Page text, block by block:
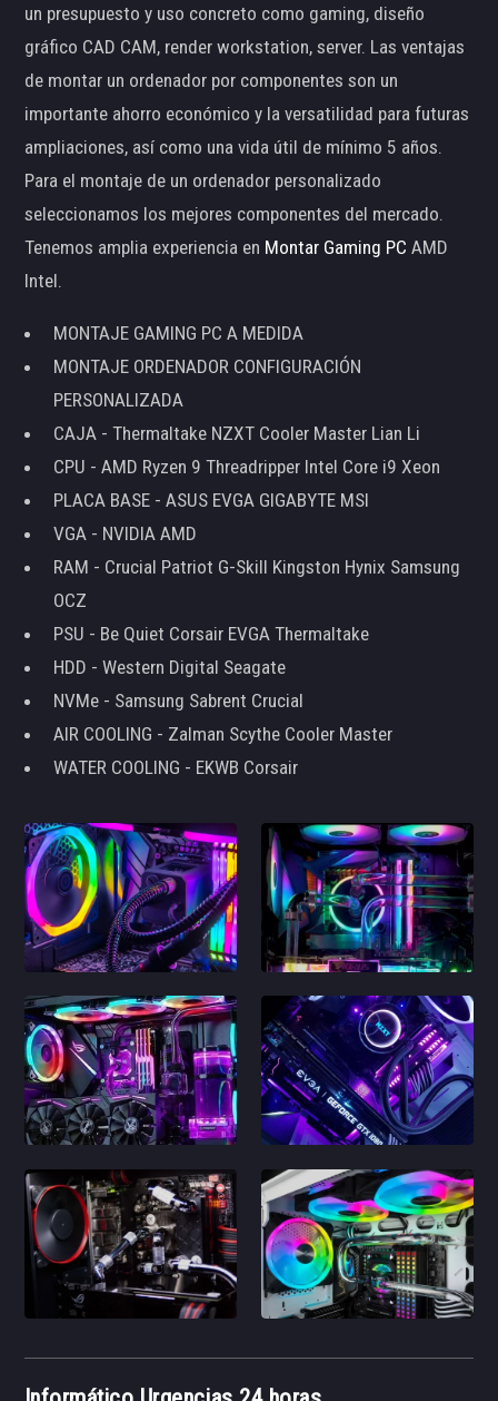
un presupuesto y uso concreto como gaming, diseño
gráfico CAD CAM, render workstation, server. Las ventajas
de montar un ordenador por componentes son un
importante ahorro económico y la versatilidad para futuras
ampliaciones, así como una vida útil de mínimo 5 años.
Para el montaje de un ordenador personalizado
seleccionamos los mejores componentes del mercado.
Tenemos amplia experiencia en Montar Gaming PC AMD
Intel.
MONTAJE GAMING PC A MEDIDA
MONTAJE ORDENADOR CONFIGURACIÓN
PERSONALIZADA
CAJA - Thermaltake NZXT Cooler Master Lian Li
CPU - AMD Ryzen 9 Threadripper Intel Core i9 Xeon
PLACA BASE - ASUS EVGA GIGABYTE MSI
VGA - NVIDIA AMD
RAM - Crucial Patriot G-Skill Kingston Hynix Samsung
OCZ
PSU - Be Quiet Corsair EVGA Thermaltake
HDD - Western Digital Seagate
NVMe - Samsung Sabrent Crucial
AIR COOLING - Zalman Scythe Cooler Master
WATER COOLING - EKWB Corsair